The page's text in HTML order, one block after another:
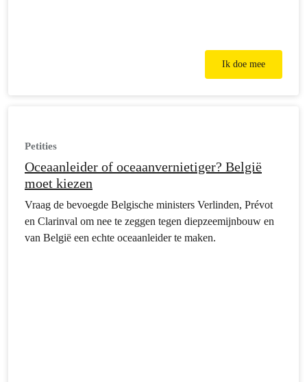
Ik doe mee
Petities
Oceaanleider of oceaanvernietiger? België
moet kiezen
Vraag de bevoegde Belgische ministers Verlinden, Prévot
en Clarinval om nee te zeggen tegen diepzeemijnbouw en
van België een echte oceaanleider te maken.